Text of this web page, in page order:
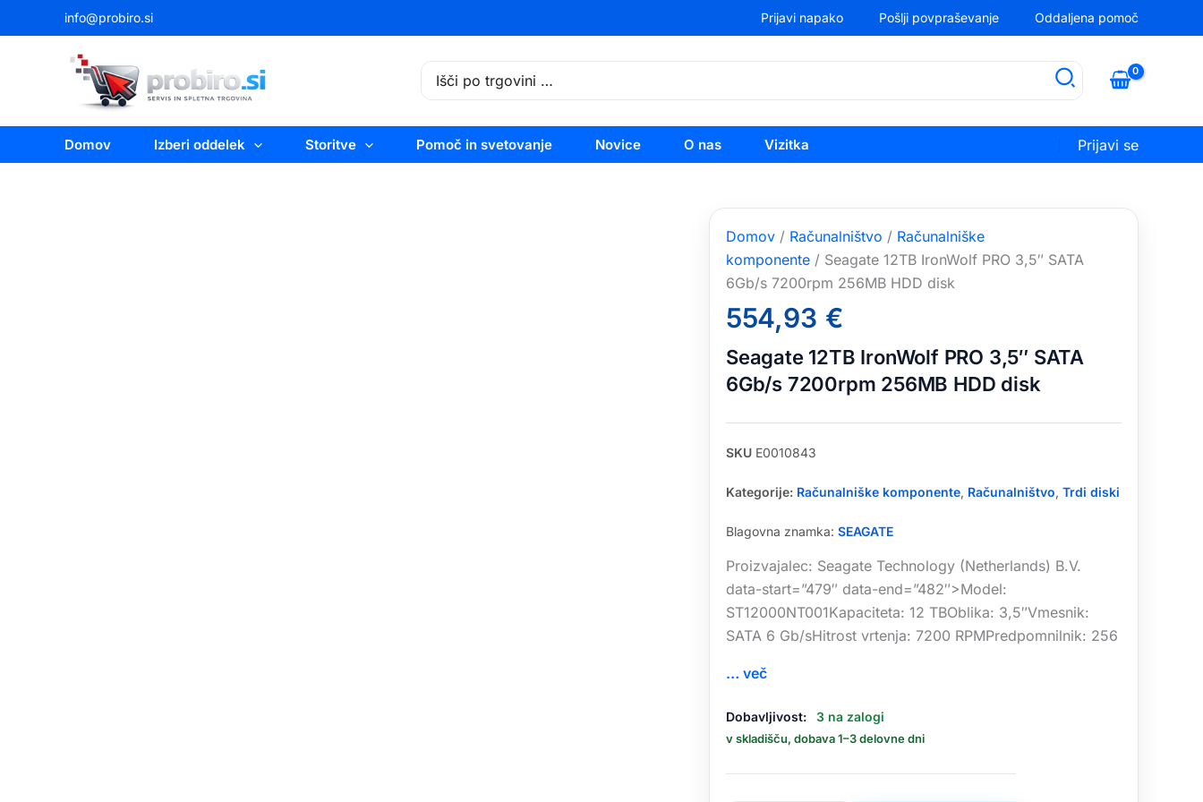
to
info@probiro.si Prijavi napako Pošlji povpraševanje Oddaljena pomoč
Search
for:
Domov Izberi oddelek Storitve Pomoč in svetovanje Novice O nas Vizitka Prijavi se
Domov / Računalništvo / Računalniške
komponente / Seagate 12TB IronWolf PRO 3,5″ SATA
6Gb/s 7200rpm 256MB HDD disk
554,93 €
Seagate 12TB IronWolf PRO 3,5″ SATA
6Gb/s 7200rpm 256MB HDD disk
SKU E0010843
Kategorije: Računalniške komponente, Računalništvo, Trdi diski
Blagovna znamka: SEAGATE
Proizvajalec: Seagate Technology (Netherlands) B.V.
data-start=”479″ data-end=”482″>Model:
ST12000NT001Kapaciteta: 12 TBOblika: 3,5″Vmesnik:
SATA 6 Gb/sHitrost vrtenja: 7200 RPMPredpomnilnik: 256
… več
Dobavljivost: 3 na zalogi
v skladišču, dobava 1–3 delovne dni
PRO